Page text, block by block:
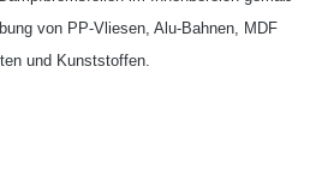
von PP-Vliesen, Alu-Bahnen, MDF
und Kunststoffen.